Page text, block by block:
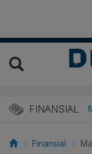
FINANSIAL
Finansial